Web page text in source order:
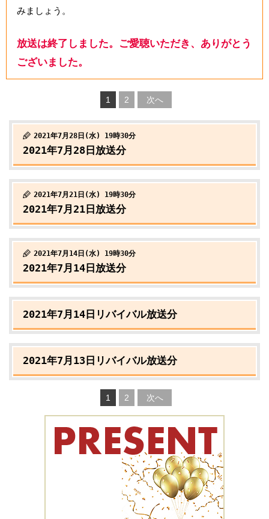
みましょう。
放送は終了しました。ご愛聴いただき、ありがとう
ございました。
1 2 次へ
2021年7月28日(水) 19時30分
2021年7月28日放送分
2021年7月21日(水) 19時30分
2021年7月21日放送分
2021年7月14日(水) 19時30分
2021年7月14日放送分
2021年7月14日リバイバル放送分
2021年7月13日リバイバル放送分
1 2 次へ